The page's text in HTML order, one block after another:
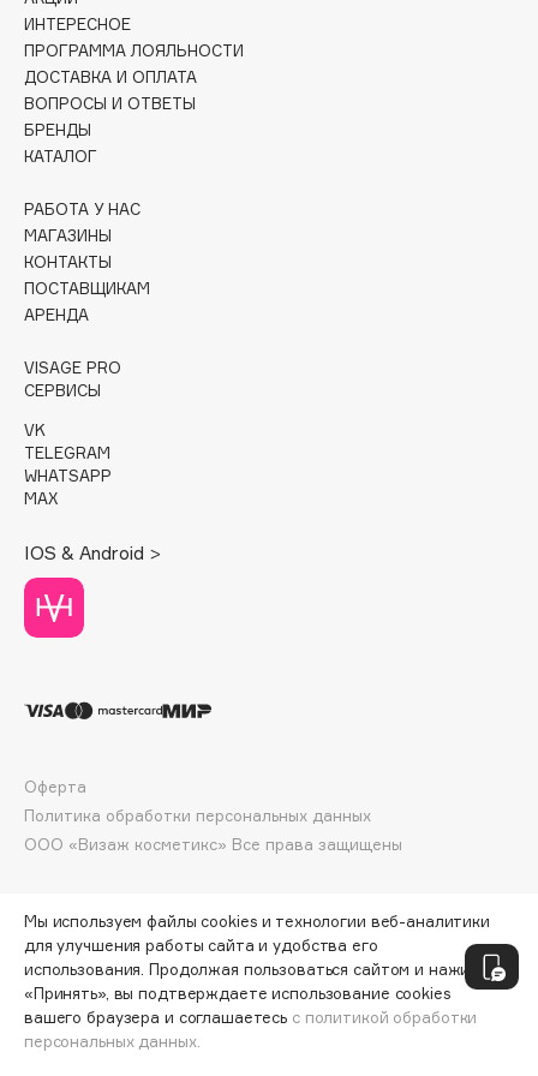
Collagenina
Consly
Corimo
CosRX
Cottolina
Cunzite
d'Alba
DABO
DARLING*
Darphin
Deonica
Dessange
Dior
Dolomit
DP Daily Perfection
Dr. Vranjes Firenze
Dr.Jart+
DSD de Luxe
Dyson
ДОБАВИТЬ В КОРЗИНУ
ИНТЕРЕСНОЕ
ПРОГРАММА ЛОЯЛЬНОСТИ
ДОСТАВКА И ОПЛАТА
ВОПРОСЫ И ОТВЕТЫ
БРЕНДЫ
КАТАЛОГ
РАБОТА У НАС
МАГАЗИНЫ
КОНТАКТЫ
ПОСТАВЩИКАМ
АРЕНДА
VISAGE PRO
СЕРВИСЫ
VK
TELEGRAM
WHATSAPP
MAX
IOS & Android >
ООО «Визаж косметикс» Все права защищены
Оферта
Политика обработки персональных данных
Мы используем файлы cookies и технологии веб-аналитики
для улучшения работы сайта и удобства его
использования. Продолжая пользоваться сайтом и нажимая
«Принять», вы подтверждаете использование cookies
вашего браузера и соглашаетесь с политикой обработки
персональных данных.